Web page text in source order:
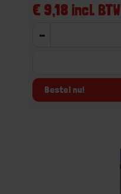
€ 9,18 incl. BTW
-
Bestel nu!